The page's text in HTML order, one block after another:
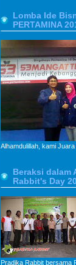
Lomba Ide
PERTAMINA
Alhamdulillah, kami Juara
Beraksi dalam
Rabbit's Day
Pradika Rabbit bersama